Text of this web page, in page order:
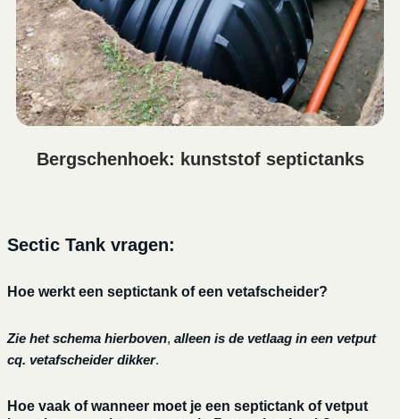
Bergschenhoek: kunststof septictanks
Sectic Tank vragen:
Hoe werkt een septictank of een vetafscheider?
Zie het schema hierboven, alleen is de vetlaag in een vetput
cq. vetafscheider dikker.
Hoe vaak of wanneer moet je een septictank of vetput